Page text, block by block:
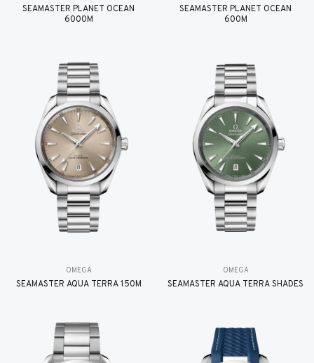
SEAMASTER PLANET OCEAN
6000M
SEAMASTER PLANET OCEAN
600M
OMEGA
SEAMASTER AQUA TERRA 150M
OMEGA
SEAMASTER AQUA TERRA SHADES